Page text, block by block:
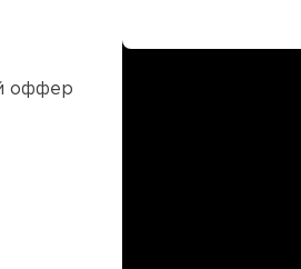
оффер
солидный профит….